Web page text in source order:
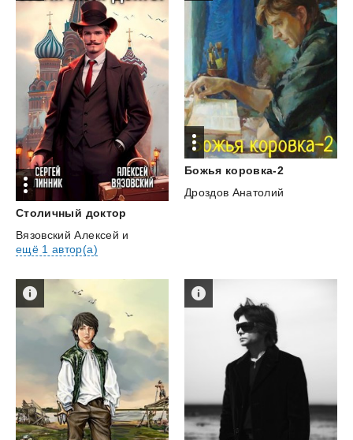
Столичный доктор
Вязовский Алексей и
ещё 1 автор(а)
Божья коровка-2
Дроздов Анатолий